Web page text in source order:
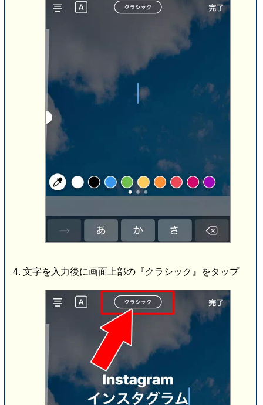
文字を入力後に画面上部の『クラシック』をタップ